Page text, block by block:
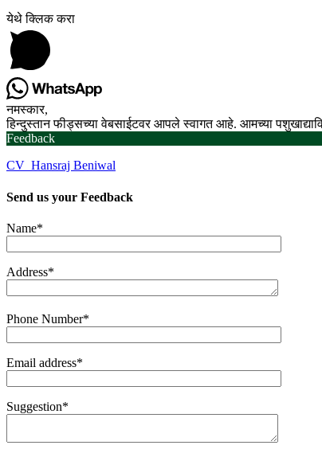
येथे क्लिक करा
नमस्कार,
हिन्दुस्तान फीड्सच्या वेबसाईटवर आपले स्वागत आहे. आमच्या
Feedback
CV_Hansraj Beniwal
Send us your Feedback
Name*
Address*
Phone Number*
Email address*
Suggestion*